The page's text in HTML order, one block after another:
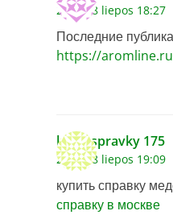
2026 18 liepos 18:27
Последние
https://
kupit spravky 175
2026 18 liepos 19:09
купить справку
справку в москве